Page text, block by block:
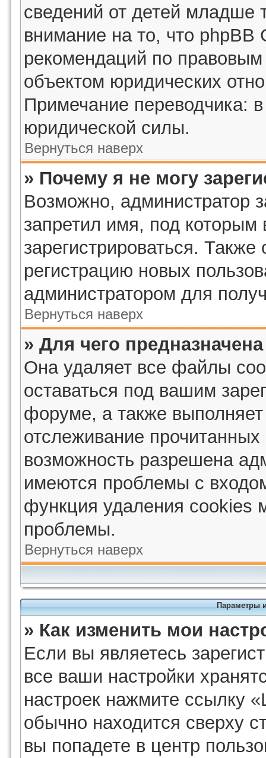
сведений от детей младше
внимание на то, что phpBB
рекомендаций по
объектом юридических
Примечание переводчика:
юридической силы.
Вернуться наверх
» Почему я не могу
Возможно, администратор
запретил имя, под которым
зарегистрироваться.
регистрацию новых
администратором для
Вернуться наверх
» Для чего
Она удаляет все файлы
оставаться под вашим
форуме, а также
отслеживание
возможность разрешена
имеются проблемы с
функция удаления cookies
проблемы.
Вернуться наверх
Параметры
» Как изменить мои
Если вы являетесь
все ваши настройки
настроек нажмите ссылку
обычно находится сверху
вы попадете в центр